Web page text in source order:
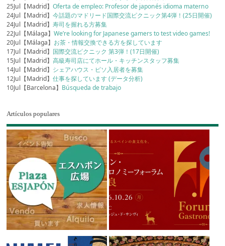
25Jul【Madrid】Oferta de empleo: Profesor de japonés idioma materno
24Jul【Madrid】今話題のマドリード国際交流ピクニック第4弾！(25日開催)
24Jul【Madrid】寿司を握れる方募集
22Jul【Málaga】We’re looking for Japanese gamers to test video games!
20Jul【Málaga】 お茶・情報交換できる方を探しています
17Jul【Madrid】 国際交流ピクニック 第3弾！(17日開催)
15Jul【Madrid】高級寿司店にてホール・キッチンスタッフ募集
14Jul【Madrid】 シェアハウス・ピソ入居者を募集
12Jul【Madrid】仕事を探しています (データ分析)
10Jul【Barcelona】 Búsqueda de trabajo
Artículos populares